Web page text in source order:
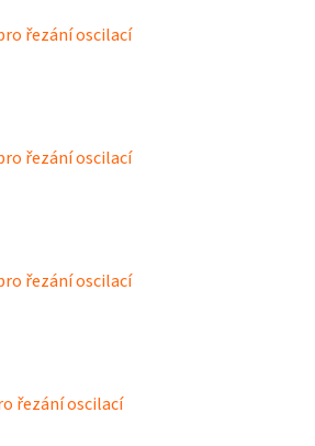
řezání oscilací
řezání oscilací
řezání oscilací
řezání oscilací